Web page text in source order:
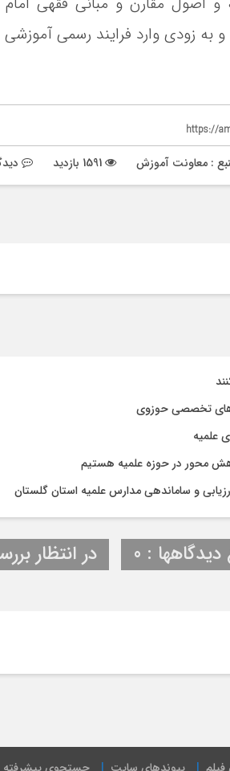
‌زودی وارد فرایند رسمی
https://
: معاونت آموزش
تخصصی حوزوی
علمیه
محور در حوزه علمیه هستیم
و ساماندهی مدارس علمیه استان گلستان
: 0
در انتظار